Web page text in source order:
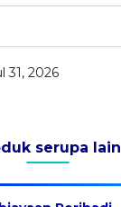
Anda
31, 2026
serupa lain